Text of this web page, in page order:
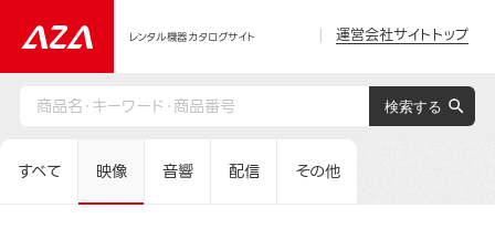
レンタル機器カタログサイト 運営会社サイトトップ
すべて 映像 音響 配信 その他